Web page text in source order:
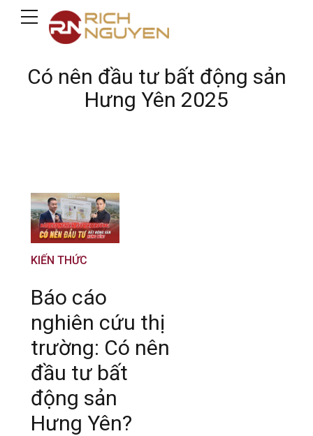
Có nên đầu tư bất động sản
Hưng Yên 2025
KIẾN THỨC
Báo cáo
nghiên cứu thị
trường: Có nên
đầu tư bất
động sản
Hưng Yên?